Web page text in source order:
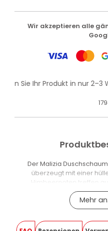
Wir akzeptieren alle
Sie Ihr Produkt in nur 2–3
Der Malizia
überzeugt mit einer
Himbeernoten treffen
abgerundet durch
Die Formel reinigt sanft und
physiologischen pH-Wert
Mehr